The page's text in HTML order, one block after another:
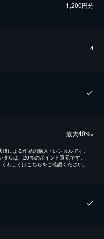
1,200円分
4
最⼤40%※
による作品の購入 / レンタルです。
ルは、20％のポイント還元です。
わしくはこちらをご確認ください。